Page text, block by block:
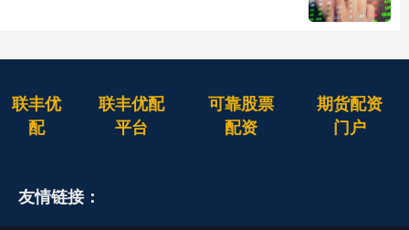
联丰优
配
联丰优配
平台
可靠股票
配资
期货配资
门户
友情链接：